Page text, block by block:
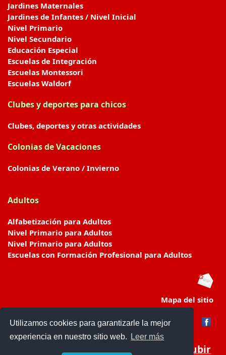
Utilizamos cookies para garantizarle la mejor
experiencia en nuestro sitio web.
Leer más
Jardines Maternales
Jardines de Infantes / Nivel Inicial
Nivel Primario
Nivel Secundario
Educación Especial
Escuelas de Integración
Escuelas Montessori
Escuelas Waldorf
Clubes y deportes para chicos
Clubes, deportes y otras actividades
Colonias de Vacaciones
Colonias de Verano / Invierno
Adultos
Alfabetización para Adultos
Nivel Primario para Adultos
Nivel Primario para Adultos
Escuelas con Formación Profesional para Adultos
Mapa del sitio
Subir